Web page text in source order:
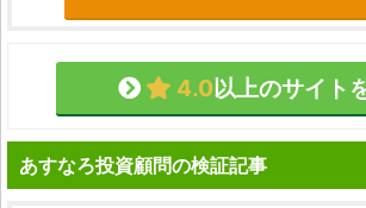
4.0以上のサイト
あすなろ投資顧問の検証記事